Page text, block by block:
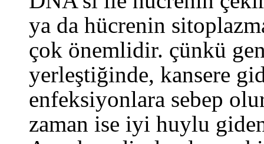
ya da hücrenin
çok önemlidir. çünkü
yerleştiğinde, kansere
enfeksiyonlara sebep
zaman ise iyi huylu